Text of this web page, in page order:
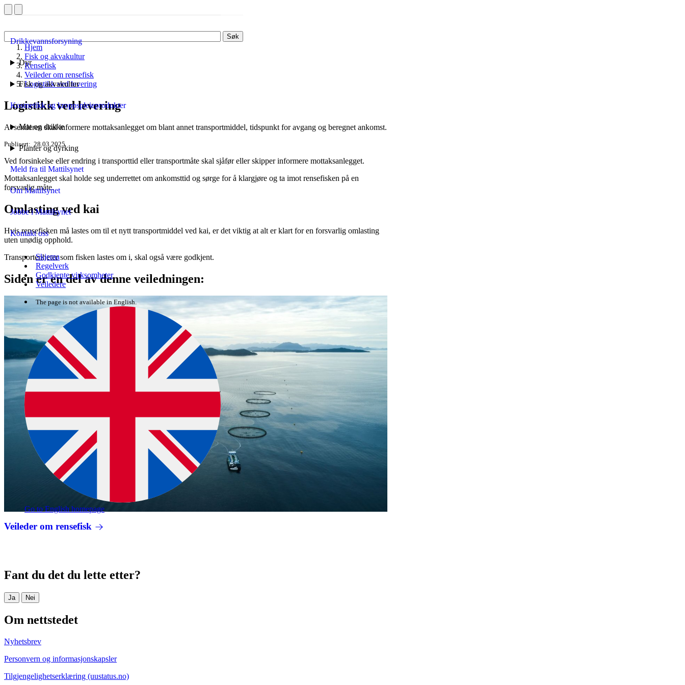
Søk
Drikkevannsforsyning
Dyr
Fisk og akvakultur
Kosmetikk og kroppspleieprodukter
Mat og drikke
Planter og dyrking
Meld fra til Mattilsynet
Om Mattilsynet
Jobbe i Mattilsynet
Kontakt oss
Skjema
Regelverk
Godkjente virksomheter
Veiledere
The page is not available in English.
Go to English homepage
Hjem
Fisk og akvakultur
Rensefisk
Veileder om rensefisk
Logistikk ved levering
Logistikk ved levering
Avsenderen skal informere mottaksanlegget om blant annet transportmiddel, tidspunkt for avgang og beregnet ankomst.
Publisert 28.03.2025
Ved forsinkelse eller endring i transporttid eller transportmåte skal sjåfør eller skipper informere mottaksanlegget.
Mottaksanlegget skal holde seg underrettet om ankomsttid og sørge for å klargjøre og ta imot rensefisken på en
forsvarlig måte.
Omlasting ved kai
Hvis rensefisken må lastes om til et nytt transportmiddel ved kai, er det viktig at alt er klart for en forsvarlig omlasting
uten unødig opphold.
Transportenheter som fisken lastes om i, skal også være godkjent.
Siden er en del av denne veiledningen:
Veileder om rensefisk
Fant du det du lette etter?
Ja Nei
Om nettstedet
Nyhetsbrev
Personvern og informasjonskapsler
Tilgjengelighetserklæring (uustatus.no)